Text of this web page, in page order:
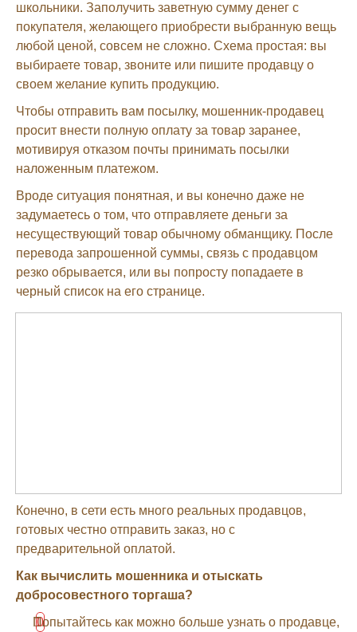
школьники. Заполучить заветную сумму денег с
покупателя, желающего приобрести выбранную вещь
любой ценой, совсем не сложно. Схема простая: вы
выбираете товар, звоните или пишите продавцу о
своем желание купить продукцию.
Чтобы отправить вам посылку, мошенник-продавец
просит внести полную оплату за товар заранее,
мотивируя отказом почты принимать посылки
наложенным платежом.
Вроде ситуация понятная, и вы конечно даже не
задумаетесь о том, что отправляете деньги за
несуществующий товар обычному обманщику. После
перевода запрошенной суммы, связь с продавцом
резко обрывается, или вы попросту попадаете в
черный список на его странице.
Конечно, в сети есть много реальных продавцов,
готовых честно отправить заказ, но с
предварительной оплатой.
Как вычислить мошенника и отыскать
добросовестного торгаша?
Попытайтесь как можно больше узнать о продавце,